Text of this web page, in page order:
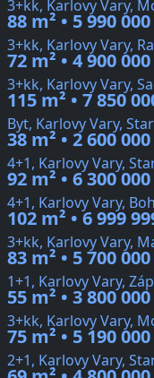
3+kk, Karlovy Vary,
88 m² • 5 990
3+kk, Karlovy Vary,
72 m² • 4 900
3+kk, Karlovy Vary,
115 m² • 7 850
Byt, Karlovy Vary,
38 m² • 2 600
4+1, Karlovy Vary,
92 m² • 6 300
4+1, Karlovy Vary,
102 m² • 6 999
3+kk, Karlovy Vary,
83 m² • 5 700
1+1, Karlovy Vary,
55 m² • 3 800
3+kk, Karlovy Vary,
75 m² • 5 190
2+1, Karlovy Vary,